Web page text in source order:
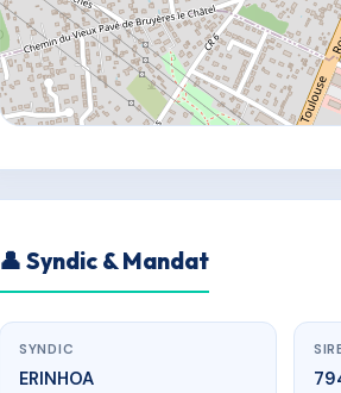
👤 Syndic & Mandat
SYNDIC
ERINHOA